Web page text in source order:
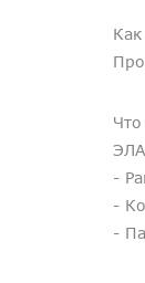
Что
-
-
-